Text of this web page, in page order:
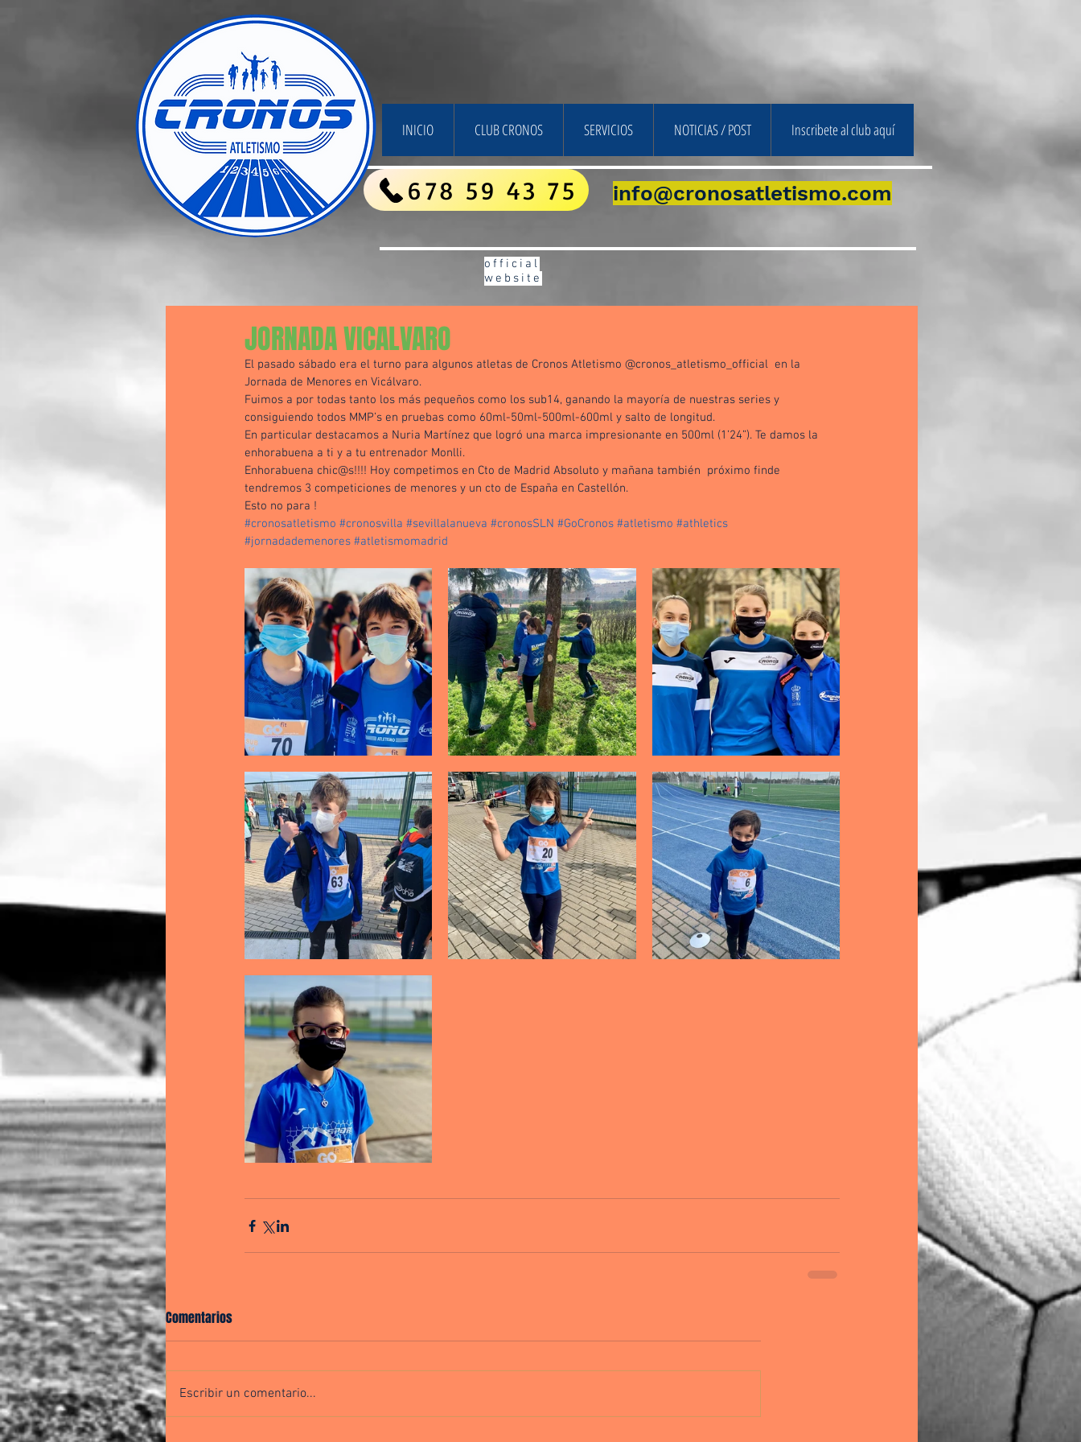
INICIO CLUB CRONOS SERVICIOS NOTICIAS / POST Inscribete al club aquí
info@cronosatletismo.com
678 59 43 75
official
website
JORNADA VICALVARO
El pasado sábado era el turno para algunos atletas de Cronos Atletismo @cronos_atletismo_official  en la
Jornada de Menores en Vicálvaro.
Fuimos a por todas tanto los más pequeños como los sub14, ganando la mayoría de nuestras series y
consiguiendo todos MMP’s en pruebas como 60ml-50ml-500ml-600ml y salto de longitud.
En particular destacamos a Nuria Martínez que logró una marca impresionante en 500ml (1’24”). Te damos la
enhorabuena a ti y a tu entrenador Monlli.
Enhorabuena chic@s!!!! Hoy competimos en Cto de Madrid Absoluto y mañana también  próximo finde
tendremos 3 competiciones de menores y un cto de España en Castellón.
Esto no para !
#cronosatletismo #cronosvilla #sevillalanueva #cronosSLN #GoCronos #atletismo #athletics
#jornadademenores #atletismomadrid
Comentarios
Escribir un comentario...